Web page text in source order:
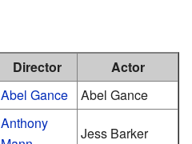
Director
Actor
Abel Gance Abel Gance
Anthony
Jess Barker